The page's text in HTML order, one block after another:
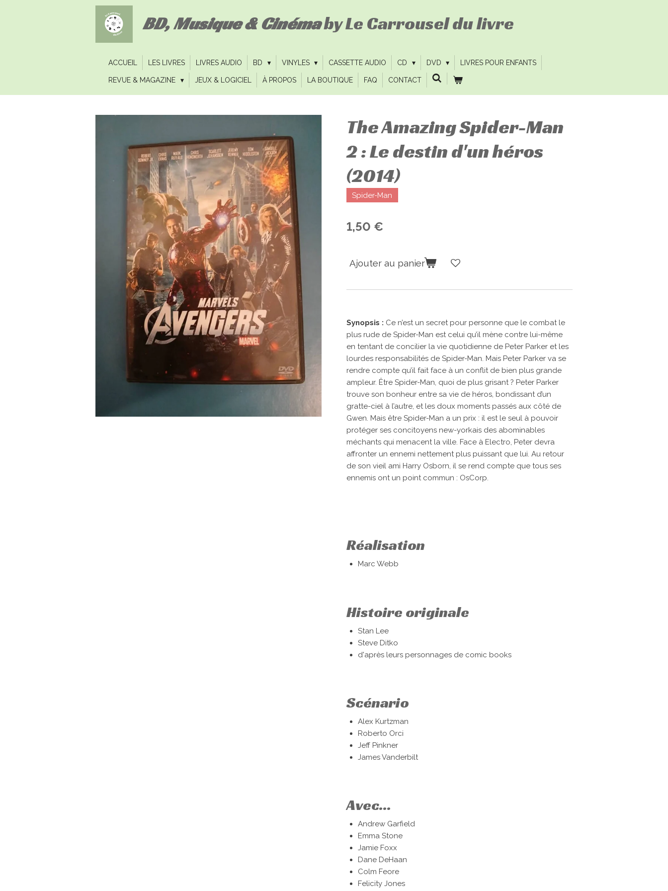
BD, Musique & Cinémaby Le Carrousel du livre
ACCUEIL LES LIVRES LIVRES AUDIO BD VINYLES CASSETTE AUDIO CD DVD LIVRES POUR ENFANTS
REVUE & MAGAZINE JEUX & LOGICIEL À PROPOS LA BOUTIQUE FAQ CONTACT
The Amazing Spider-Man
2 : Le destin d'un héros
(2014)
Spider-Man
1,50 €
Ajouter au panier
Synopsis : Ce n’est un secret pour personne que le combat le
plus rude de Spider-Man est celui qu’il mène contre lui-même
en tentant de concilier la vie quotidienne de Peter Parker et les
lourdes responsabilités de Spider-Man. Mais Peter Parker va se
rendre compte qu’il fait face à un conflit de bien plus grande
ampleur. Être Spider-Man, quoi de plus grisant ? Peter Parker
trouve son bonheur entre sa vie de héros, bondissant d’un
gratte-ciel à l’autre, et les doux moments passés aux côté de
Gwen. Mais être Spider-Man a un prix : il est le seul à pouvoir
protéger ses concitoyens new-yorkais des abominables
méchants qui menacent la ville. Face à Electro, Peter devra
affronter un ennemi nettement plus puissant que lui. Au retour
de son vieil ami Harry Osborn, il se rend compte que tous ses
ennemis ont un point commun : OsCorp.
Réalisation
Marc Webb
Histoire originale
Stan Lee
Steve Ditko
d'après leurs personnages de comic books
Scénario
Alex Kurtzman
Roberto Orci
Jeff Pinkner
James Vanderbilt
Avec...
Andrew Garfield
Emma Stone
Jamie Foxx
Dane DeHaan
Colm Feore
Felicity Jones